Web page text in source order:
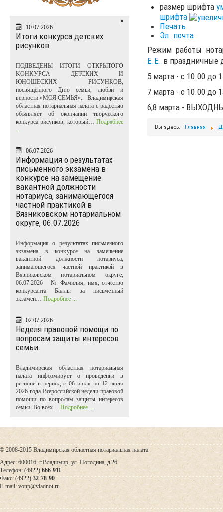
10.07.2026
Итоги конкурса детских
рисунков
ПОДВЕДЕНЫ ИТОГИ ОТКРЫТОГО
KOHKУPCA ДЕТСКИХ И
ЮНОШЕСКИХ PИCУHKOB,
посвящённого Дню семьи, любви и
верности «МОЯ СЕМЬЯ». Владимирская
областная нотариальная палата с радостью
объявляет об окончании творческого
конкурса рисунков, который… Подробнее
...
06.07.2026
Информация о результатах
письменного экзамена в
конкурсе на замещение
вакантной должности
нотариуса, занимающегося
частной практикой в
Вязниковском нотариальном
округе, 06.07.2026
Информация о результатах письменного
экзамена в конкурсе на замещение
вакантной должности нотариуса,
занимающегося частной практикой в
Вязниковском нотариальном округе,
06.07.2026 № Фамилия, имя, отчество
конкурсанта Баллы за письменный
экзамен… Подробнее ...
02.07.2026
Неделя правовой помощи по
вопросам защиты интересов
семьи.
Владимирская областная нотариальная
палата информирует о проведении в
регионе в период с 06 июля по 12 июля
2026 года Всероссийской недели правовой
помощи по вопросам защиты интересов
семьи. Во всех… Подробнее ...
размер шрифта
шрифта
Печать
Эл. почта
Режим работы
Е.Е. в праздничные
5 марта - с 10.00 до
7 марта - с 10.00 до
6,8 марта -
Вы здесь: Главная
© 2008-2015 Владимирская областная нотариальная палата
Адрес: 600016, г.Владимир, ул. Погодина, д.26
Телефон: (4922)666-911
Факс: (4922)32-78-90
E-mail: vonp@vladnot.ru